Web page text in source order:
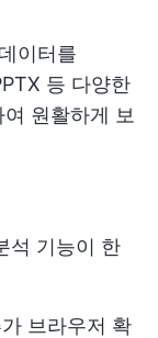
이터를
등 다양한
원활하게 보
석 기능이 한
브라우저 확